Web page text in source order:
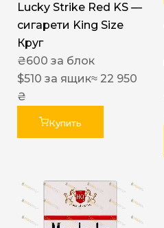
Lucky Strike Red KS —
сигарети King Size
Круг
₴600 за блок
$510 за ящик≈ 22 950
₴
Купить